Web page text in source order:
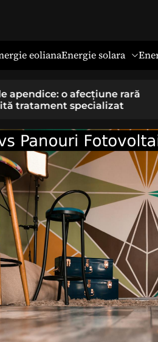
eolianaEnergie solara
socială: o cale cu sens pentru
un loc de muncă stabil